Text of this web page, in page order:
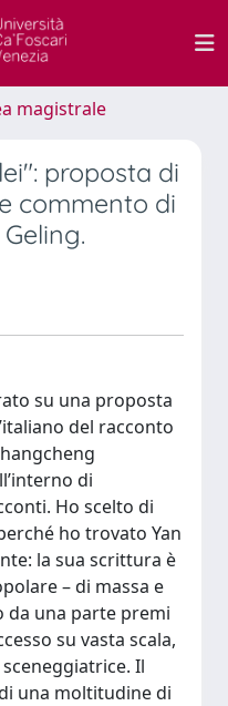
magistrale
proposta di
commento di
su una proposta
del racconto
di
Ho scelto di
ho trovato Yan
la sua scrittura è
– di massa e
da una parte premi
su vasta scala,
Il
una moltitudine di